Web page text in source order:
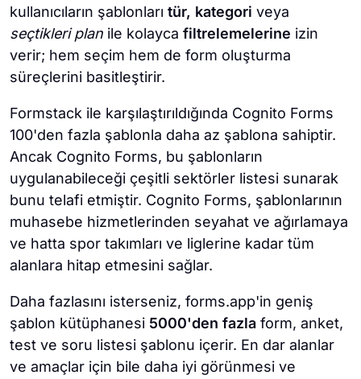
kullanıcıların şablonları tür, kategori veya
seçtikleri plan ile kolayca filtrelemelerine izin
verir; hem seçim hem de form oluşturma
süreçlerini basitleştirir.
Formstack ile karşılaştırıldığında Cognito Forms
100'den fazla şablonla daha az şablona sahiptir.
Ancak Cognito Forms, bu şablonların
uygulanabileceği çeşitli sektörler listesi sunarak
bunu telafi etmiştir. Cognito Forms, şablonlarının
muhasebe hizmetlerinden seyahat ve ağırlamaya
ve hatta spor takımları ve liglerine kadar tüm
alanlara hitap etmesini sağlar.
Daha fazlasını isterseniz, forms.app'in geniş
şablon kütüphanesi 5000'den fazla form, anket,
test ve soru listesi şablonu içerir. En dar alanlar
ve amaçlar için bile daha iyi görünmesi ve